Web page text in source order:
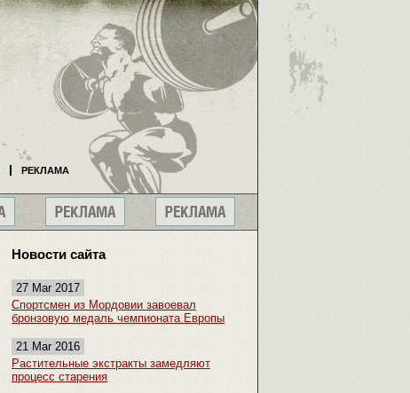
Новости сайта
27 Mar 2017
Спортсмен из Мордовии завоевал
бронзовую медаль чемпионата Европы
21 Mar 2016
Растительные экстракты замедляют
процесс старения
РЕКЛАМА